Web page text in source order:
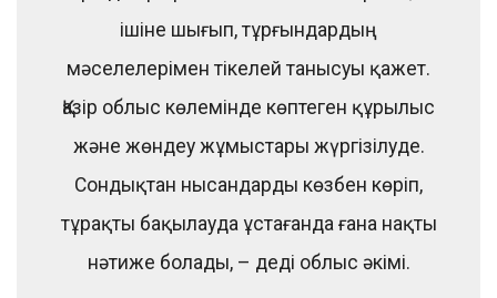
ішіне шығып, тұрғындардың
мәселелерімен тікелей танысуы қажет.
Қазір облыс көлемінде көптеген құрылыс
және жөндеу жұмыстары жүргізілуде.
Сондықтан нысандарды көзбен көріп,
тұрақты бақылауда ұстағанда ғана нақты
нәтиже болады, – деді облыс әкімі.